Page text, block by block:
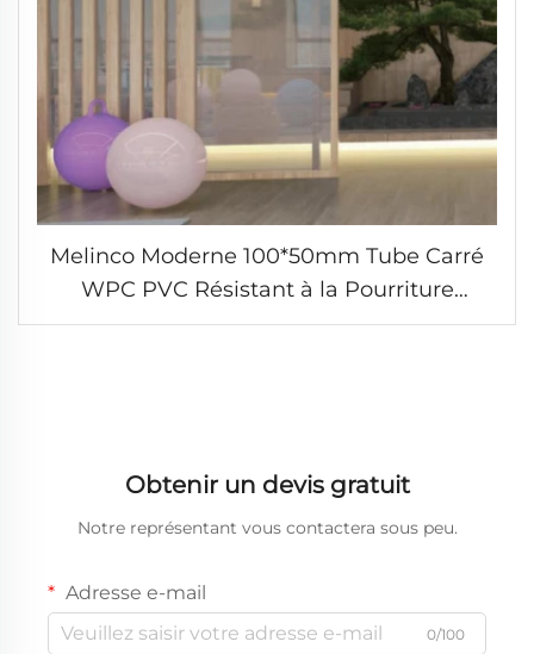
Melinco Moderne 100*50mm Tube Carré
WPC PVC Résistant à la Pourriture
Séparation pour Décoration Intérieure
Obtenir un devis gratuit
Notre représentant vous contactera sous peu.
Adresse e-mail
0/100